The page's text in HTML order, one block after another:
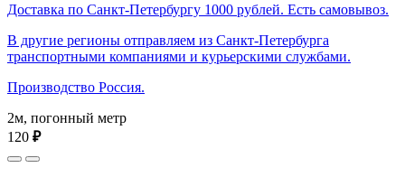
Доставка по Санкт-Петербургу 1000 рублей. Есть самовывоз.
В другие регионы отправляем из Санкт-Петербурга
транспортными компаниями и курьерскими службами.
Производство Россия.
2м, погонный метр
120 ₽